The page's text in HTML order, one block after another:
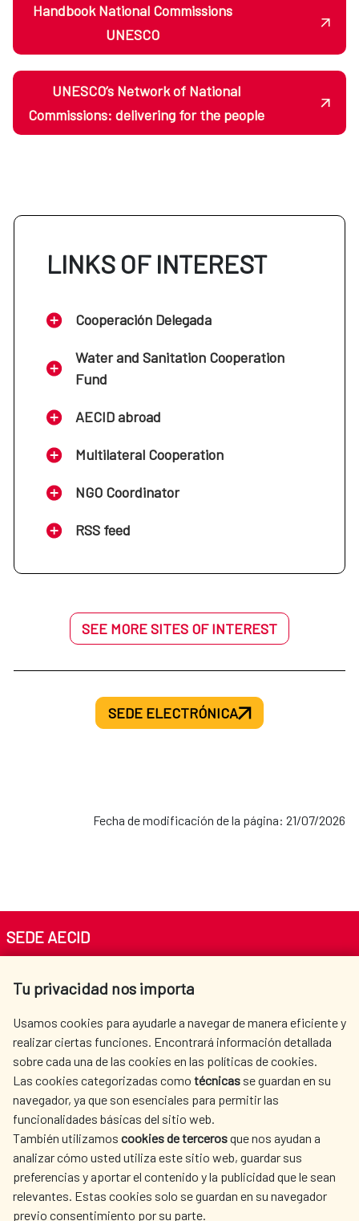
Handbook National Commissions
UNESCO
UNESCO’s Network of National
Commissions: delivering for the people
LINKS OF INTEREST
Cooperación Delegada
Water and Sanitation Cooperation
Fund
AECID abroad
Multilateral Cooperation
NGO Coordinator
RSS feed
SEE MORE SITES OF INTEREST
SEDE ELECTRÓNICA
Fecha de modificación de la página: 21/07/2026
Tu privacidad nos importa
Usamos cookies para ayudarle a navegar de manera eficiente y
realizar ciertas funciones. Encontrará información detallada
sobre cada una de las cookies en las políticas de cookies.
Las cookies categorizadas como técnicas se guardan en su
navegador, ya que son esenciales para permitir las
funcionalidades básicas del sitio web.
También utilizamos cookies de tercerosque nos ayudan a
analizar cómo usted utiliza este sitio web, guardar sus
preferencias y aportar el contenido y la publicidad que le sean
relevantes. Estas cookies solo se guardan en su navegador
previo consentimiento por su parte.
SEDE AECID
Tel. +34 900 20 30 54​​​​​​​
AECID
WHERE DO WE COOPERATE?
SPANISH HUMANITARIAN
ACTION
PRESS ROOM
CULTURE AND SCIENCE LIBRARY